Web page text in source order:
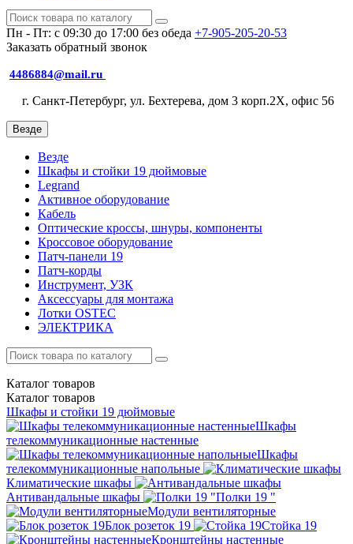
Пн - Пт: с 09:30 до 17:00 без обеда +7-905-205-20-53
Заказать обратный звонок
4486884@mail.ru
г. Санкт-Петербург, ул. Бехтерева, дом 3 корп.2X, офис 56
Везде
Везде
Шкафы и стойки 19 дюймовые
Legrand
Активное оборудование
Кабель
Оптические кроссы, шнуры, компоненты
Кроссовое оборудование
Патч-панели 19
Патч-корды
Инструмент, УЗК
Аксессуары для монтажа
Лотки OSTEC
ЭЛЕКТРИКА
Каталог товаров
Каталог товаров
Шкафы и стойки 19 дюймовые
Шкафы
телекоммуникационные настенные
Шкафы
телекоммуникационные напольные
Климатические шкафы
Антивандальные шкафы
Полки 19 "
Модули вентиляторные
Блок розеток 19
Стойка 19
Кронштейны настенные